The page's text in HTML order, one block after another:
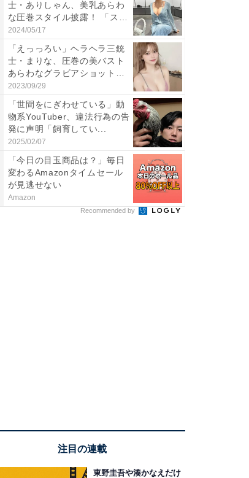
士・ありしゃん、美乳あらわ
な圧巻スタイル披露！ 「スタ
イ...
2024/05/17
「えっっろい」ヘラヘラ三銃
士・まりな、圧巻の美バスト
あらわなグラビアショット公
開...
2023/09/29
「世間をにぎわせている」動
物系YouTuber、違法行為の告
発に声明「飼育してい...
2025/02/07
「今日の目玉商品は？」毎日
変わるAmazonタイムセール
が見逃せない
Amazon
Recommended by
注目の連載
東野圭吾や湊かなえだけ